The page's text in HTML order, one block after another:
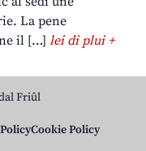
La pene
il […] lei di plui +
Friûl
Cookie Policy